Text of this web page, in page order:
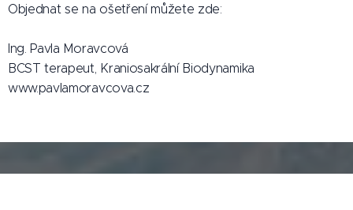
Objednat se na ošetření můžete zde:
Ing. Pavla Moravcová
BCST terapeut, Kraniosakrální Biodynamika
www.pavlamoravcova.cz